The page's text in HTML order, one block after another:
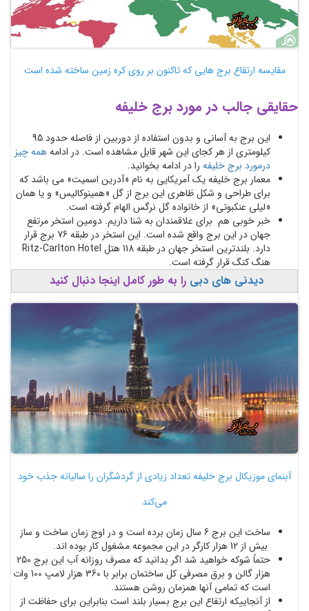
مقایسه ارتقاع برج هایی که تاکنون بر روی کره زمین ساخته شده است
حقایقی جالب در مورد برج خلیفه
این برج به آسانی و بدون استفاده از دوربین از فاصله حدود 95
کیلومتری از هر کجای این شهر قابل مشاهده است. در ادامههمه چیز
درمورد برج خلیفه را در ادامه بخوانید.
معمار برج خلیفه یک آمریکایی به نام «آدرین اسمیت» می باشد که
برای طراحی و شکل ظاهری این برج از گل «همینوکالیس» و یا همان
«لیلی عنکبوتی» از خانواده گل نرگس الهام گرفته است.
خبر خوبی هم برای علاقمندان به شنا داریم. دومین استخر مرتفع
جهان در این برج واقع شده است. این استخر در طبقه 76 برج قرار
دارد. بلندترین استخر جهان در طبقه 118 هتل Ritz-Carlton Hotel
هنگ کنگ قرار گرفته است.
دیدنی های دبی را به طور کامل اینجا دنبال کنید
آبنمای موزیکال برج خلیفه تعداد زیادی از گردشگران را سالیانه جذب خود
می‌کند
ساخت این برج 6 سال زمان برده است و در اوج زمان ساخت و ساز
بیش از 12 هزار کارگر در این مجموعه مشغول کار بوده اند.
حتماً شوکه خواهید شد اگر بدانید که مصرف روزانه آب این برج 250
هزار گالن و برق مصرفی کل ساختمان برابر با 360 هزار لامپ 100 وات
است که تمامی آنها همزمان روشن هستند.
از آنجاییکه ارتفاع این برج بسیار بلند است بنابراین برای حفاظت از